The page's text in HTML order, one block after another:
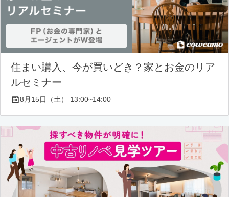
住まい購入、今が買いどき？家とお金のリア
ルセミナー
8月15日（土） 13:00~14:00